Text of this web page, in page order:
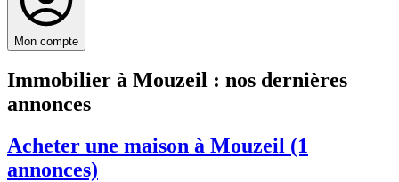
Mon compte
Immobilier à Mouzeil : nos dernières
annonces
Acheter une maison à Mouzeil (1
annonces)